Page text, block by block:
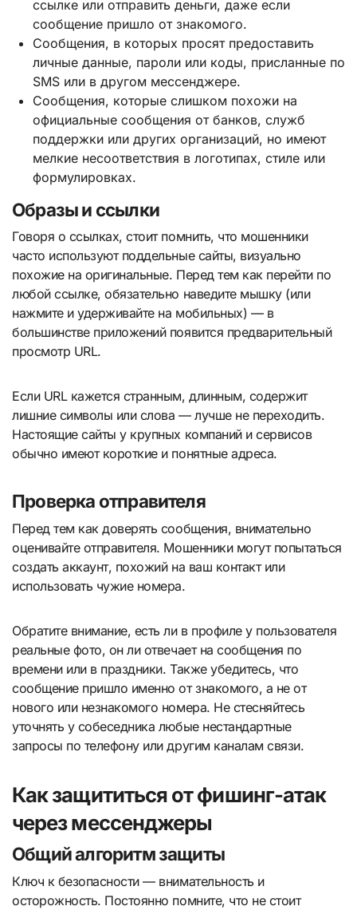
ссылке или отправить деньги, даже если
сообщение пришло от знакомого.
Сообщения, в которых просят предоставить
личные данные, пароли или коды, присланные по
SMS или в другом мессенджере.
Сообщения, которые слишком похожи на
официальные сообщения от банков, служб
поддержки или других организаций, но имеют
мелкие несоответствия в логотипах, стиле или
формулировках.
Образы и ссылки
Говоря о ссылках, стоит помнить, что мошенники
часто используют поддельные сайты, визуально
похожие на оригинальные. Перед тем как перейти по
любой ссылке, обязательно наведите мышку (или
нажмите и удерживайте на мобильных) — в
большинстве приложений появится предварительный
просмотр URL.
Если URL кажется странным, длинным, содержит
лишние символы или слова — лучше не переходить.
Настоящие сайты у крупных компаний и сервисов
обычно имеют короткие и понятные адреса.
Проверка отправителя
Перед тем как доверять сообщения, внимательно
оценивайте отправителя. Мошенники могут попытаться
создать аккаунт, похожий на ваш контакт или
использовать чужие номера.
Обратите внимание, есть ли в профиле у пользователя
реальные фото, он ли отвечает на сообщения по
времени или в праздники. Также убедитесь, что
сообщение пришло именно от знакомого, а не от
нового или незнакомого номера. Не стесняйтесь
уточнять у собеседника любые нестандартные
запросы по телефону или другим каналам связи.
Как защититься от фишинг-атак
через мессенджеры
Общий алгоритм защиты
Ключ к безопасности — внимательность и
осторожность. Постоянно помните, что не стоит